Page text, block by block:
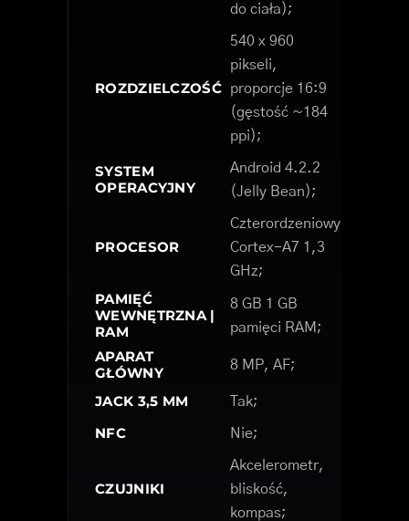
do ciała);
ROZDZIELCZOŚĆ
540 x 960
pikseli,
proporcje 16:9
(gęstość ~184
ppi);
SYSTEM
OPERACYJNY
Android 4.2.2
(Jelly Bean);
PROCESOR
Czterordzeniowy
Cortex-A7 1,3
GHz;
PAMIĘĆ
WEWNĘTRZNA |
RAM
8 GB 1 GB
pamięci RAM;
APARAT
GŁÓWNY
8 MP, AF;
JACK 3,5 MM Tak;
NFC Nie;
CZUJNIKI
Akcelerometr,
bliskość,
kompas;